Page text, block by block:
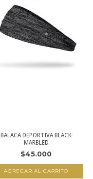
BALACA DEPORTIVA BLACK
MARBLED
$45.000